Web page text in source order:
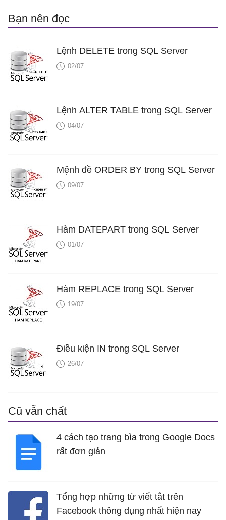
Bạn nên đọc
Lệnh DELETE trong SQL Server
02/07
Lệnh ALTER TABLE trong SQL Server
04/07
Mệnh đề ORDER BY trong SQL Server
09/07
Hàm DATEPART trong SQL Server
01/07
Hàm REPLACE trong SQL Server
19/07
Điều kiện IN trong SQL Server
26/07
Cũ vẫn chất
4 cách tạo trang bìa trong Google Docs
rất đơn giản
Tổng hợp những từ viết tắt trên
Facebook thông dụng nhất hiện nay